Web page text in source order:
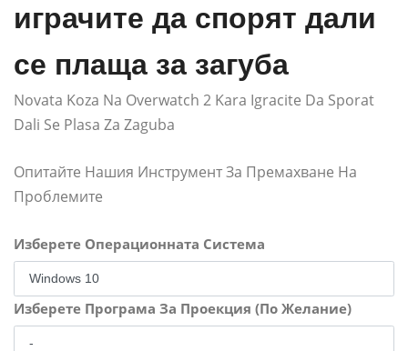
играчите да спорят дали
се плаща за загуба
Novata Koza Na Overwatch 2 Kara Igracite Da Sporat
Dali Se Plasa Za Zaguba
Опитайте Нашия Инструмент За Премахване На
Проблемите
Изберете Операционната Система
Изберете Програма За Проекция (По Желание)